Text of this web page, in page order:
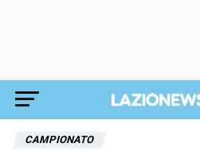
CAMPIONATO